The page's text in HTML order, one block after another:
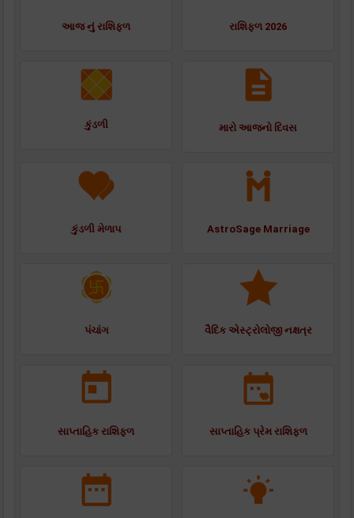
આજ નું રાશિફળ રાશિફળ 2026
કુંડળી મારો આજનો દિવસ
કુંડળી મેળાપ AstroSage Marriage
પંચાંગ વૈદિક એસ્ટ્રોલોજી નક્ષત્ર
સાપ્તાહિક રાશિફળ સાપ્તાહિક પ્રેમ રાશિફળ